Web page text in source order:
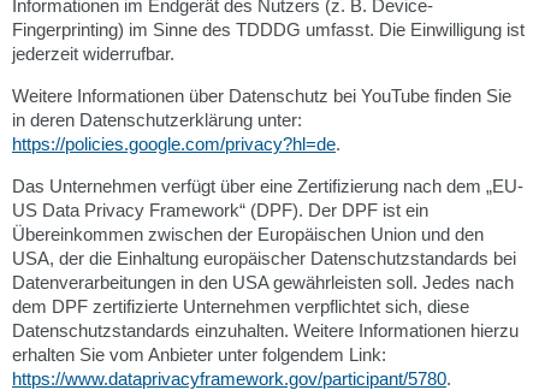
Informationen im Endgerät des Nutzers (z. B. Device-
Fingerprinting) im Sinne des TDDDG umfasst. Die Einwilligung ist
jederzeit widerrufbar.
Weitere Informationen über Datenschutz bei YouTube finden Sie
in deren Datenschutzerklärung unter:
https://policies.google.com/privacy?hl=de.
Das Unternehmen verfügt über eine Zertifizierung nach dem „EU-
US Data Privacy Framework“ (DPF). Der DPF ist ein
Übereinkommen zwischen der Europäischen Union und den
USA, der die Einhaltung europäischer Datenschutzstandards bei
Datenverarbeitungen in den USA gewährleisten soll. Jedes nach
dem DPF zertifizierte Unternehmen verpflichtet sich, diese
Datenschutzstandards einzuhalten. Weitere Informationen hierzu
erhalten Sie vom Anbieter unter folgendem Link:
https://www.dataprivacyframework.gov/participant/5780.